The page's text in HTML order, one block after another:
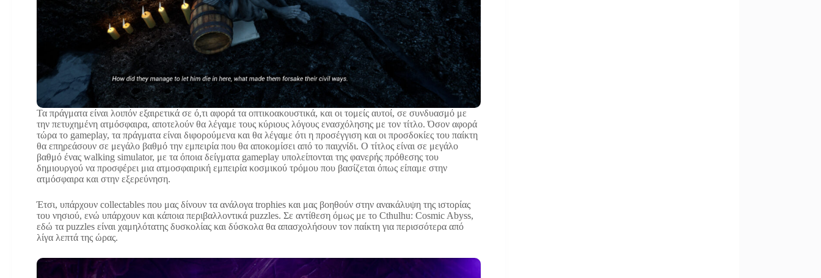
Τα πράγματα είναι λοιπόν εξαιρετικά σε ό,τι αφορά τα οπτικοακουστικά, και οι τομείς αυτοί, σε συνδυασμό με
την πετυχημένη ατμόσφαιρα, αποτελούν θα λέγαμε τους κύριους λόγους ενασχόλησης με τον τίτλο. Όσον αφορά
τώρα το gameplay, τα πράγματα είναι διφορούμενα και θα λέγαμε ότι η προσέγγιση και οι προσδοκίες του παίκτη
θα επηρεάσουν σε μεγάλο βαθμό την εμπειρία που θα αποκομίσει από το παιχνίδι. Ο τίτλος είναι σε μεγάλο
βαθμό ένας walking simulator, με τα όποια δείγματα gameplay υπολείπονται της φανερής πρόθεσης του
δημιουργού να προσφέρει μια ατμοσφαιρική εμπειρία κοσμικού τρόμου που βασίζεται όπως είπαμε στην
ατμόσφαιρα και στην εξερεύνηση.
Έτσι, υπάρχουν collectables που μας δίνουν τα ανάλογα trophies και μας βοηθούν στην ανακάλυψη της ιστορίας
του νησιού, ενώ υπάρχουν και κάποια περιβαλλοντικά puzzles. Σε αντίθεση όμως με το Cthulhu: Cosmic Abyss,
εδώ τα puzzles είναι χαμηλότατης δυσκολίας και δύσκολα θα απασχολήσουν τον παίκτη για περισσότερα από
λίγα λεπτά της ώρας.